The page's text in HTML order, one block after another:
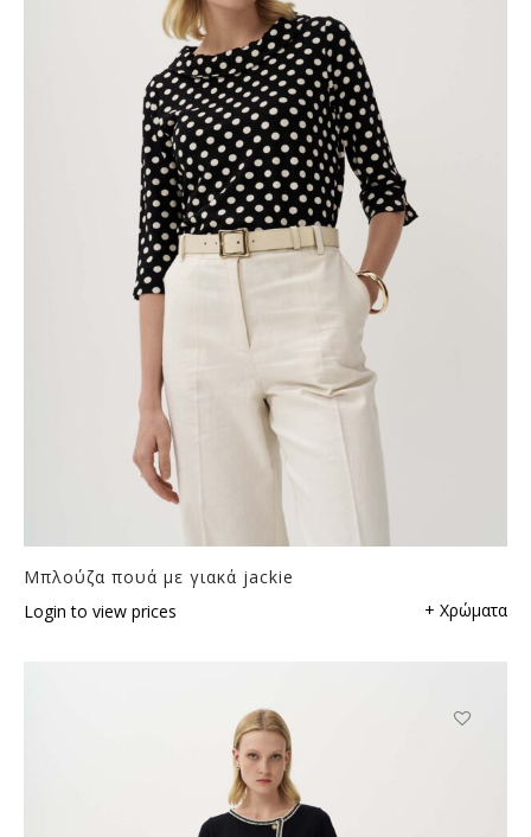
Μπλούζα πουά με γιακά jackie
Login to view prices
+ Χρώματα